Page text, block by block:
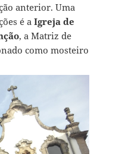
anterior. Uma
é a Igreja de
, a Matriz de
como mosteiro